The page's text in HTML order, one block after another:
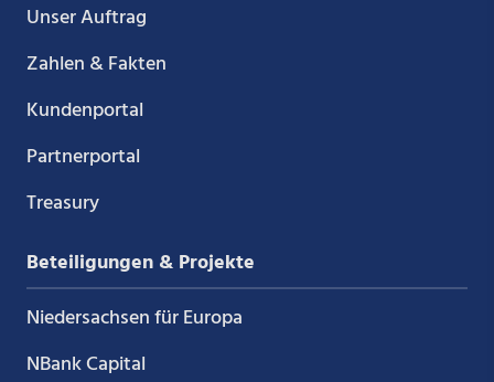
Unser Auftrag
Zahlen & Fakten
Kundenportal
Partnerportal
Treasury
Beteiligungen & Projekte
Niedersachsen für Europa
NBank Capital